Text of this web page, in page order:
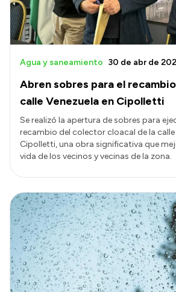
Transparencia
Inversión en Salud
Licitaciones
Abren sobres para el
calle Venezuela en Cipolletti
Agua y saneamiento 30 de abr de
Se realizó la apertura de sobres para
recambio del colector cloacal de la calle
Cipolletti, una obra significativa que
vida de los vecinos y vecinas de la zona.